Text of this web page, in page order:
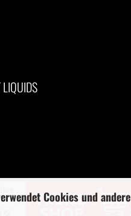
Cookies und andere